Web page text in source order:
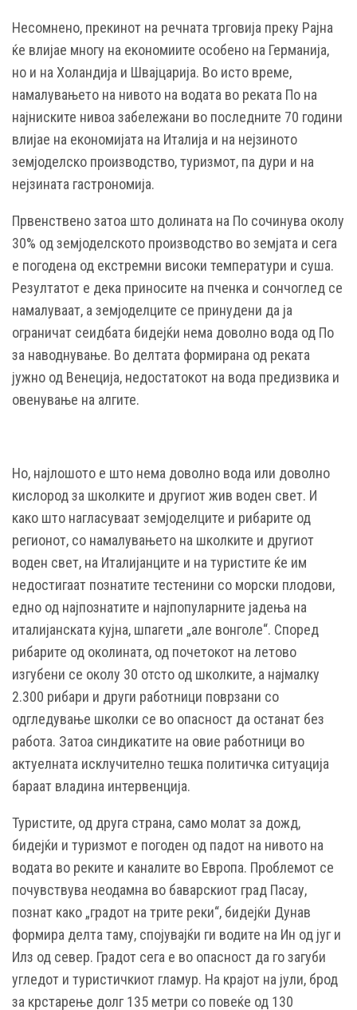
Несомнено, прекинот на речната трговија преку Рајна
ќе влијае многу на економиите особено на Германија,
но и на Холандија и Швајцарија. Во исто време,
намалувањето на нивото на водата во реката По на
најниските нивоа забележани во последните 70 години
влијае на економијата на Италија и на нејзиното
земјоделско производство, туризмот, па дури и на
нејзината гастрономија.
Првенствено затоа што долината на По сочинува околу
30% од земјоделското производство во земјата и сега
е погодена од екстремни високи температури и суша.
Резултатот е дека приносите на пченка и сончоглед се
намалуваат, а земјоделците се принудени да ја
ограничат сеидбата бидејќи нема доволно вода од По
за наводнување. Во делтата формирана од реката
јужно од Венеција, недостатокот на вода предизвика и
овенување на алгите.
Но, најлошото е што нема доволно вода или доволно
кислород за школките и другиот жив воден свет. И
како што нагласуваат земјоделците и рибарите од
регионот, со намалувањето на школките и другиот
воден свет, на Италијанците и на туристите ќе им
недостигаат познатите тестенини со морски плодови,
едно од најпознатите и најпопуларните јадења на
италијанската кујна, шпагети „але вонголе“. Според
рибарите од околината, од почетокот на летово
изгубени се околу 30 отсто од школките, а најмалку
2.300 рибари и други работници поврзани со
одгледување школки се во опасност да останат без
работа. Затоа синдикатите на овие работници во
актуелната исклучително тешка политичка ситуација
бараат владина интервенција.
Туристите, од друга страна, само молат за дожд,
бидејќи и туризмот е погоден од падот на нивото на
водата во реките и каналите во Европа. Проблемот се
почувствува неодамна во баварскиот град Пасау,
познат како „градот на трите реки“, бидејќи Дунав
формира делта таму, спојувајќи ги водите на Ин од југ и
Илз од север. Градот сега е во опасност да го загуби
угледот и туристичкиот гламур. На крајот на јули, брод
за крстарење долг 135 метри со повеќе од 130